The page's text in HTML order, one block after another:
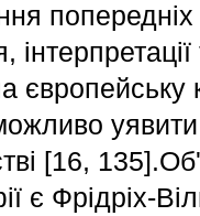
уявити
[16,
є Фрідріх-